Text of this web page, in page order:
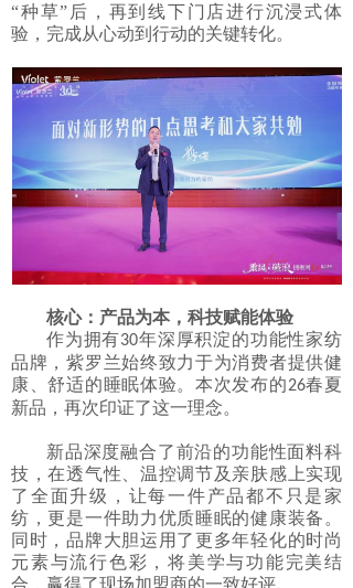
“种草”后，再到线下门店进行沉浸式体
验，完成从心动到行动的关键转化。
核心：产品为本，科技赋能体验
作为拥有30年深厚积淀的功能性家纺
品牌，紫罗兰始终致力于为消费者提供健
康、舒适的睡眠体验。本次发布的26春夏
新品，再次印证了这一理念。
新品深度融合了前沿的功能性面料科
技，在透气性、温控调节及亲肤感上实现
了全面升级，让每一件产品都不只是家
纺，更是一件助力优质睡眠的健康装备。
同时，品牌大胆运用了更多年轻化的时尚
元素与流行色彩，将美学与功能完美结